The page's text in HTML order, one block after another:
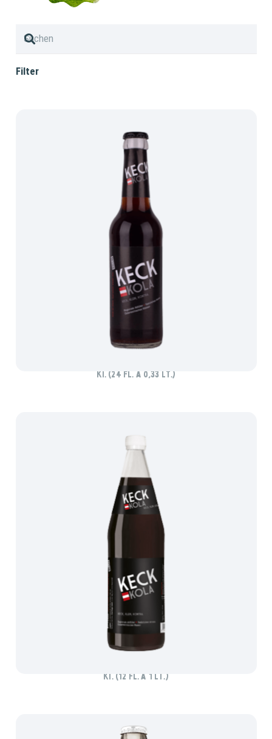
Filter
Ki. (24 Fl. à 0,33 lt.)
Ki. (12 Fl. à 1 lt.)